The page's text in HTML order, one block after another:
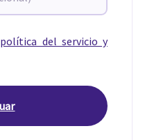
política del servicio y